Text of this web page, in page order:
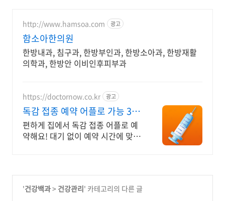
http://www.hamsoa.com 광고
함소아한의원
한방내과, 침구과, 한방부인과, 한방소아과, 한방재활
의학과, 한방안 이비인후피부과
https://doctornow.co.kr 광고
독감 접종 예약 어플로 가능 365
일 24시간 진료가능
편하게 집에서 독감 접종 어플로 예
약해요! 대기 없이 예약 시간에 맞춰
'건강백과> 건강관리' 카테고리의 다른 글